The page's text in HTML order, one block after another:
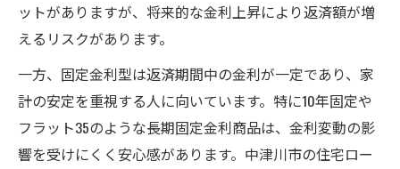
ットがありますが、将来的な金利上昇により返済額が増
えるリスクがあります。
一方、固定金利型は返済期間中の金利が一定であり、家
計の安定を重視する人に向いています。特に10年固定や
フラット35のような長期固定金利商品は、金利変動の影
響を受けにくく安心感があります。中津川市の住宅ロー